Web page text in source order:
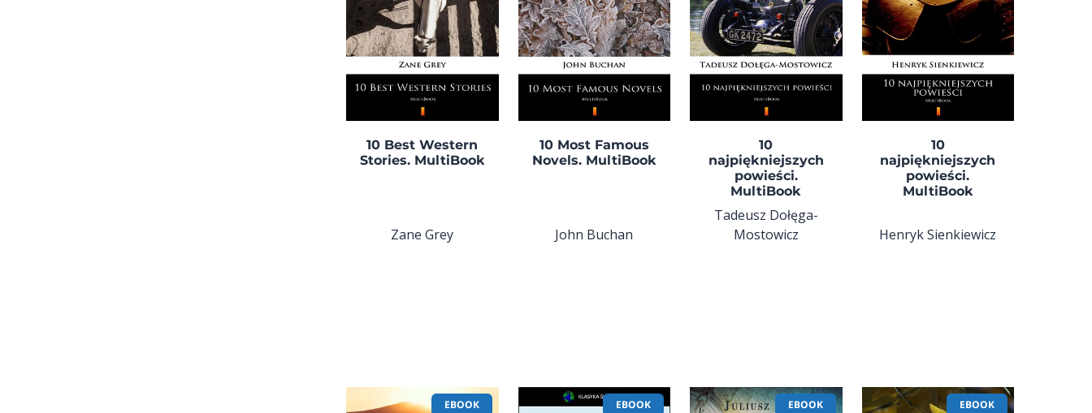
10 Best Western
Stories. MultiBook
Zane Grey
10 Most Famous
Novels. MultiBook
John Buchan
10
najpiękniejszych
powieści.
MultiBook
Tadeusz Dołęga-
Mostowicz
10
najpiękniejszych
powieści.
MultiBook
Henryk Sienkiewicz
EBOOK EBOOK EBOOK EBOOK